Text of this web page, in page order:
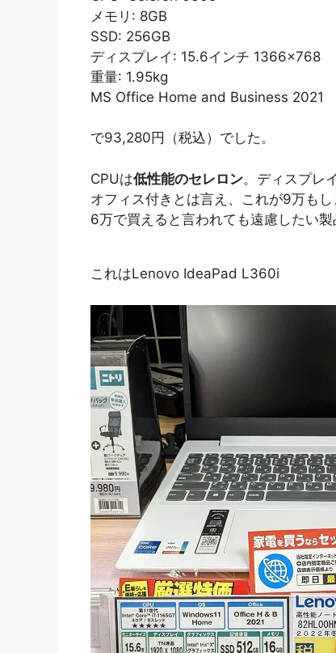
メモリ: 8GB
SSD: 256GB
ディスプレイ: 15.6インチ 1366×768
重量: 1.95kg
MS Office Home and Business 2021
で93,280円（税込）でした。
CPUは低性能のセレロン。ディスプレ
オフィス付きとは言え、これが9万もし
6万で買えると言われても遠慮したい製
これはLenovo IdeaPad L360i